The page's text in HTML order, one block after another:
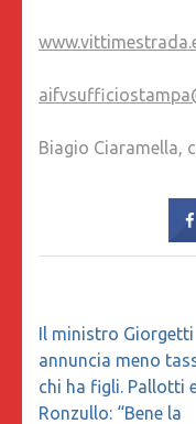
Biagio Ciaramella,
Navigazione
articoli
Il ministro Giorgetti
annuncia meno
chi ha figli. Pallotti
Ronzullo: “Bene la